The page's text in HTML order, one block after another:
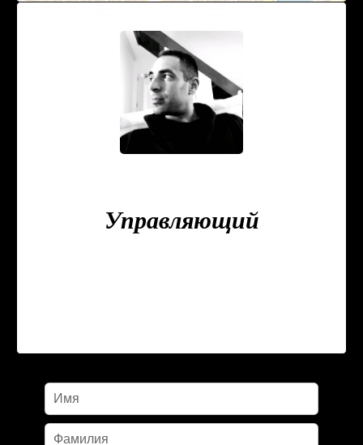
Управляющий